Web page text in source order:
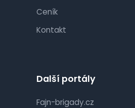
Ceník
Kontakt
Další portály
Fajn-brigady.cz